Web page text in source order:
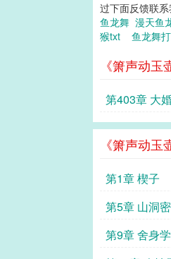
过下面反馈联
鱼龙舞 漫天鱼
猴txt
鱼龙舞
《箫声动
第403章 大
《箫声动
第1章 楔子
第5章 山洞
第9章 舍身